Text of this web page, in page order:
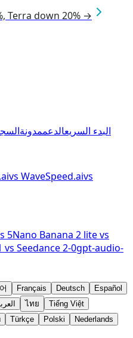
Terra down 20% →
البدء السريعالدعممدونة
vs WaveSpeed.aivs
5Nano Banana 2 litevs
vs Seedance 2-0gpt-audio-
Français Deutsch
Español
ไทย
Tiếng Việt
Türkçe Polski
Nederlands